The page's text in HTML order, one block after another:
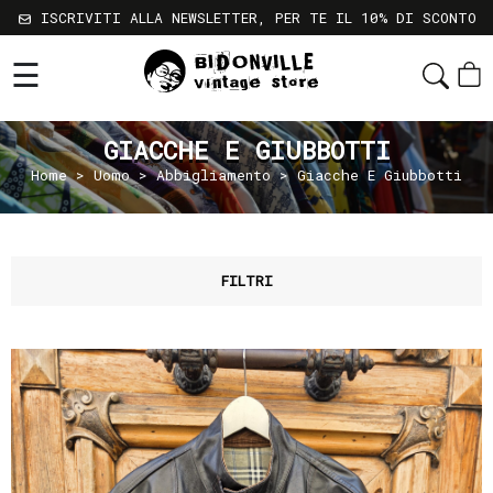
Shop
Chi
Siamo
Sostenibilità
Servizi
Newsletter
Termini
e
Condizioni
Spedizioni
ISCRIVITI ALLA NEWSLETTER, PER TE IL 10% DI SCONTO
☰
GIACCHE E GIUBBOTTI
Home>Uomo>Abbigliamento> Giacche E Giubbotti
FILTRI